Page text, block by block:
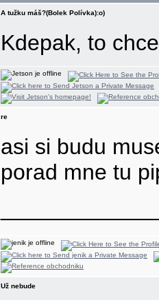
A tužku máš?(Bolek Polívka):o)
Kdepak, to
re
asi si budu
porad mne tu
Už nebude